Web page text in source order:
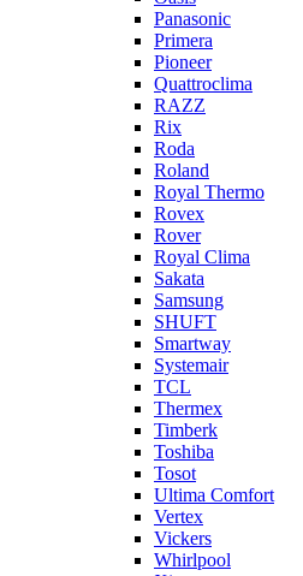
Panasonic
Primera
Pioneer
Quattroclima
RAZZ
Rix
Roda
Roland
Royal Thermo
Rovex
Rover
Royal Clima
Sakata
Samsung
SHUFT
Smartway
Systemair
TCL
Thermex
Timberk
Toshiba
Tosot
Ultima Comfort
Vertex
Vickers
Whirlpool